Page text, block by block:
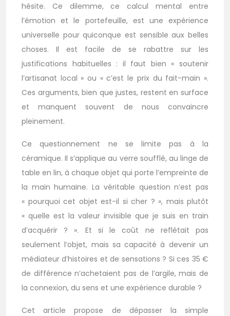
hésite. Ce dilemme, ce calcul mental entre
l’émotion et le portefeuille, est une expérience
universelle pour quiconque est sensible aux belles
choses. Il est facile de se rabattre sur les
justifications habituelles : il faut bien « soutenir
l’artisanat local » ou « c’est le prix du fait-main ».
Ces arguments, bien que justes, restent en surface
et manquent souvent de nous convaincre
pleinement.
Ce questionnement ne se limite pas à la
céramique. Il s’applique au verre soufflé, au linge de
table en lin, à chaque objet qui porte l’empreinte de
la main humaine. La véritable question n’est pas
« pourquoi cet objet est-il si cher ? », mais plutôt
« quelle est la valeur invisible que je suis en train
d’acquérir ? ». Et si le coût ne reflétait pas
seulement l’objet, mais sa capacité à devenir un
médiateur d’histoires et de sensations ? Si ces 35 €
de différence n’achetaient pas de l’argile, mais de
la connexion, du sens et une expérience durable ?
Cet article propose de dépasser la simple